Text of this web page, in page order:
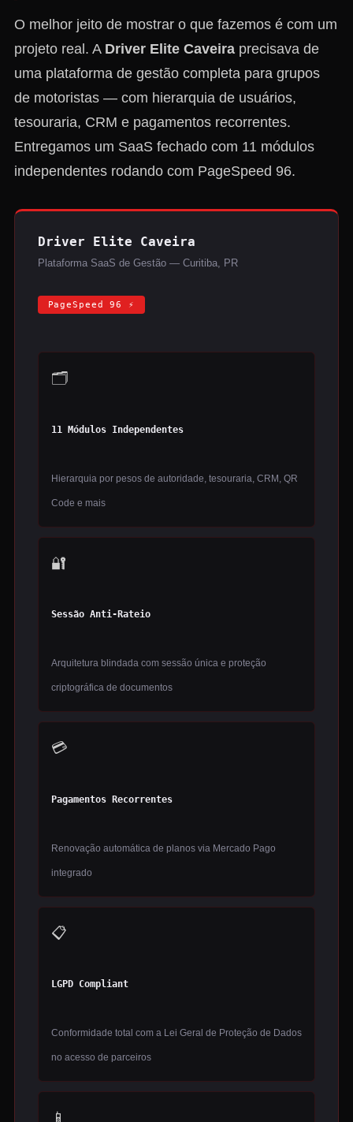
O melhor jeito de mostrar o que fazemos é com um
projeto real. A Driver Elite Caveiraprecisava de
uma plataforma de gestão completa para grupos
de motoristas — com hierarquia de usuários,
tesouraria, CRM e pagamentos recorrentes.
Entregamos um SaaS fechado com 11 módulos
independentes rodando com PageSpeed 96.
Driver Elite Caveira
Plataforma SaaS de Gestão — Curitiba, PR
PageSpeed 96 ⚡
🗂️
11 Módulos Independentes
Hierarquia por pesos de autoridade, tesouraria, CRM, QR
Code e mais
🔐
Sessão Anti-Rateio
Arquitetura blindada com sessão única e proteção
criptográfica de documentos
💳
Pagamentos Recorrentes
Renovação automática de planos via Mercado Pago
integrado
📋
LGPD Compliant
Conformidade total com a Lei Geral de Proteção de Dados
no acesso de parceiros
📱